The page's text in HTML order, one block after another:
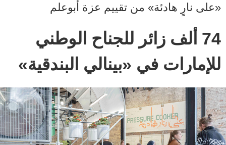
«على نارٍ هادئة» من تقييم عزة أبوعلم
74 ألف زائر للجناح الوطني
للإمارات في «بينالي البندقية»